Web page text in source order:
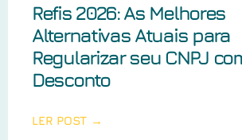
Refis 2026: As Melhores
Alternativas Atuais para
Regularizar seu CNPJ
Desconto
LER POST →